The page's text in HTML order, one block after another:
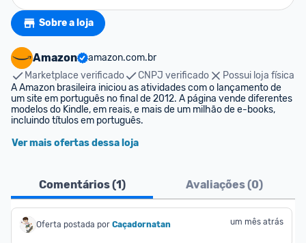
Sobre a loja
Amazon
amazon.com.br
Marketplace verificado
CNPJ verificado
Possui loja física
A Amazon brasileira iniciou as atividades com o lançamento de
um site em português no final de 2012. A página vende diferentes
modelos do Kindle, em reais, e mais de um milhão de e-books,
incluindo títulos em português.
Ver mais ofertas dessa loja
Comentários (1) Avaliações (0)
Oferta postada por Caçadornatan um mês atrás